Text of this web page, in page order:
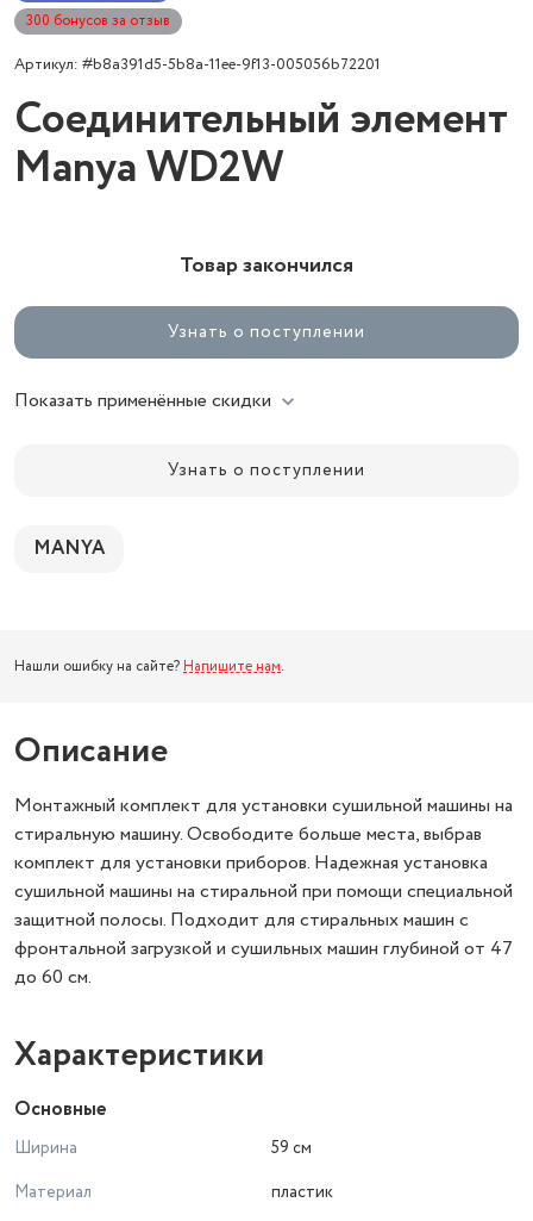
300 бонусов за отзыв
Артикул: #b8a391d5-5b8a-11ee-9f13-005056b72201
Соединительный элемент
Manya WD2W
Товар закончился
Узнать о поступлении
Показать применённые скидки
Узнать о поступлении
MANYA
Нашли ошибку на сайте? Напишите нам.
Описание
Монтажный комплект для установки сушильной машины на
стиральную машину. Освободите больше места, выбрав
комплект для установки приборов. Надежная установка
сушильной машины на стиральной при помощи специальной
защитной полосы. Подходит для стиральных машин с
фронтальной загрузкой и сушильных машин глубиной от 47
до 60 см.
Характеристики
Основные
Ширина
59 см
Материал
пластик